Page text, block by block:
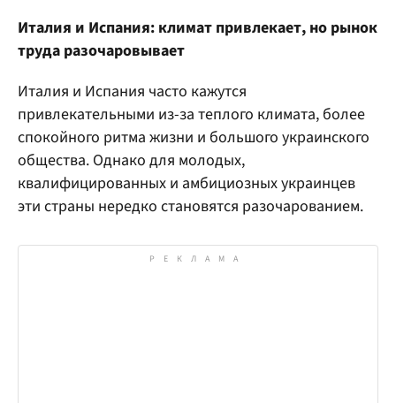
Италия и Испания: климат привлекает, но рынок
труда разочаровывает
Италия и Испания часто кажутся
привлекательными из-за теплого климата, более
спокойного ритма жизни и большого украинского
общества. Однако для молодых,
квалифицированных и амбициозных украинцев
эти страны нередко становятся разочарованием.